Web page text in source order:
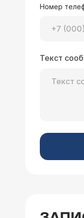
ей
Можно
Номер
Текст